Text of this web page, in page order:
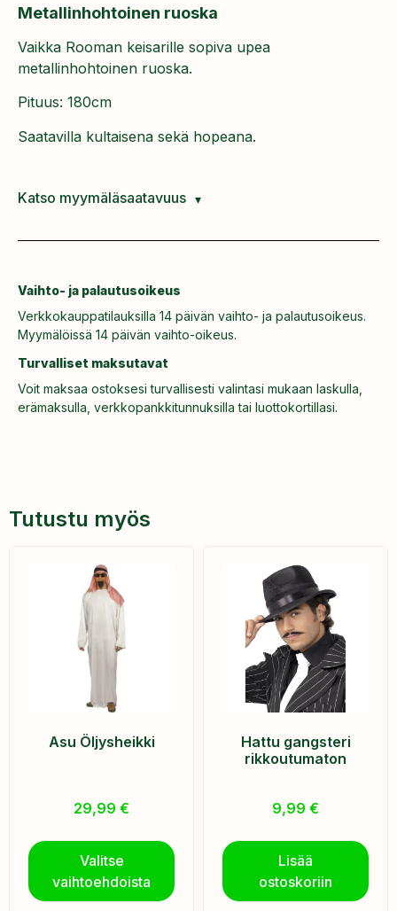
Metallinhohtoinen ruoska
Vaikka Rooman keisarille sopiva upea
metallinhohtoinen ruoska.
Pituus: 180cm
Saatavilla kultaisena sekä hopeana.
Katso myymäläsaatavuus
Vaihto- ja palautusoikeus
Verkkokauppatilauksilla 14 päivän vaihto- ja palautusoikeus.
Myymälöissä 14 päivän vaihto-oikeus.
Turvalliset maksutavat
Voit maksaa ostoksesi turvallisesti valintasi mukaan laskulla,
erämaksulla, verkkopankkitunnuksilla tai luottokortillasi.
Tutustu myös
Asu Öljysheikki
29,99 €
Valitse
vaihtoehdoista
Hattu gangsteri
rikkoutumaton
9,99 €
Lisää
ostoskoriin